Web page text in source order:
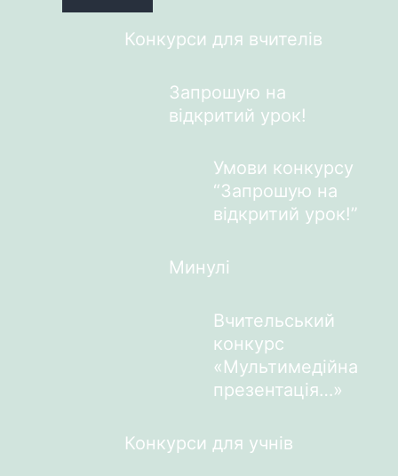
Конкурси для вчителів
Запрошую на
відкритий урок!
Умови конкурсу
“Запрошую на
відкритий урок!”
Минулі
Вчительський
конкурс
«Мультимедійна
презентація…»
Конкурси для учнів